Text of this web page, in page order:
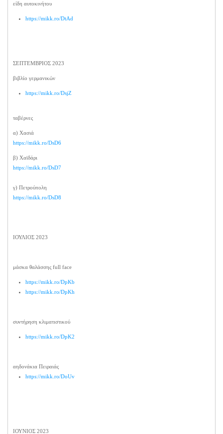
είδη αυτοκινήτου
https://mikk.ro/DtAd
ΣΕΠΤΕΜΒΡΙΟΣ 2023
βιβλίο γερμανικών
https://mikk.ro/DsjZ
ταβέρνες
α) Χασιά
https://mikk.ro/DsD6
β) Χαϊδάρι
https://mikk.ro/DsD7
γ) Πετρούπολη
https://mikk.ro/DsD8
ΙΟΥΛΙΟΣ 2023
μάσκα θαλάσσης full face
https://mikk.ro/DpKb
https://mikk.ro/DpKh
συντήρηση κλιματιστικού
https://mikk.ro/DpK2
αηδονάκια Πειραιάς
https://mikk.ro/DoUv
ΙΟΥΝΙΟΣ 2023